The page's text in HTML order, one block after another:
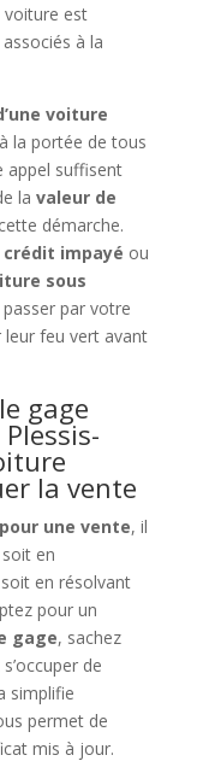
voiture est
à la
voiture
la portée de tous
appel suffisent
la valeur de
démarche.
impayé ou
sous
par votre
feu vert avant
gage
la vente
une vente, il
en
en résolvant
pour un
gage, sachez
de
simplifie
permet de
mis à jour.